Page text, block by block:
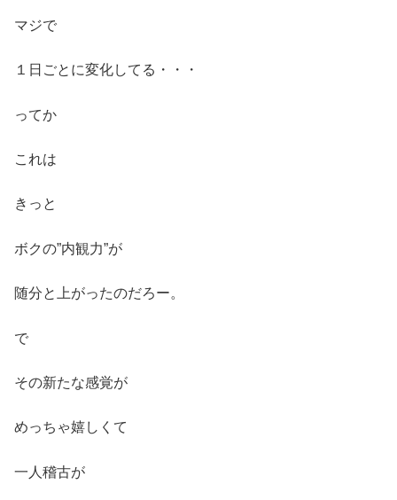
マジで
１日ごとに変化してる・・・
ってか
これは
きっと
ボクの”内観力”が
随分と上がったのだろー。
で
その新たな感覚が
めっちゃ嬉しくて
一人稽古が